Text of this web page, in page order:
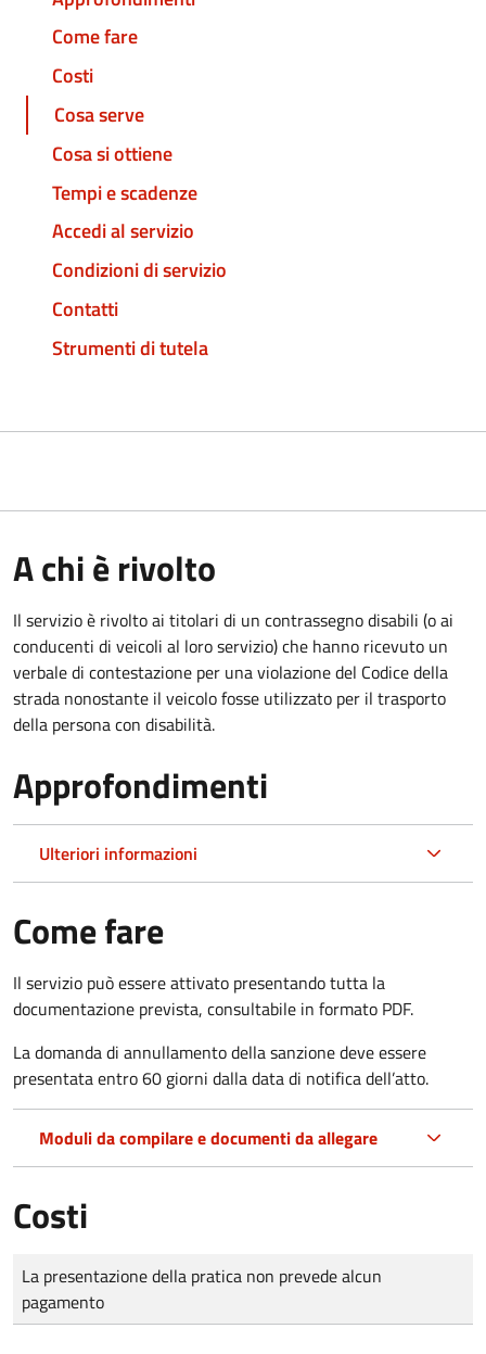
Come fare
Costi
Cosa serve
Cosa si ottiene
Tempi e scadenze
Accedi al servizio
Condizioni di servizio
Contatti
Strumenti di tutela
A chi è rivolto
Il servizio è rivolto ai titolari di un contrassegno disabili (o ai
conducenti di veicoli al loro servizio) che hanno ricevuto un
verbale di contestazione per una violazione del Codice della
strada nonostante il veicolo fosse utilizzato per il trasporto
della persona con disabilità.
Approfondimenti
Ulteriori informazioni
Come fare
Il servizio può essere attivato presentando tutta la
documentazione prevista, consultabile in formato PDF.
La domanda di annullamento della sanzione deve essere
presentata entro 60 giorni dalla data di notifica dell’atto.
Moduli da compilare e documenti da allegare
Costi
Tipo di pagamento
Importo
La presentazione della pratica non prevede alcun
pagamento